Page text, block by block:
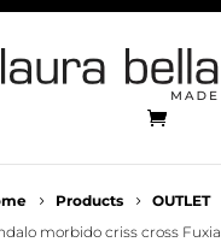
Products
OUTLET
morbido criss cross Fuxia